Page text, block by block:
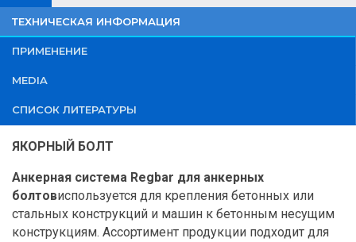
ТЕХНИЧЕСКАЯ ИНФОРМАЦИЯ
ПРИМЕНЕНИЕ
MEDIA
СПИСОК ЛИТЕРАТУРЫ
ЯКОРНЫЙ БОЛТ
Анкерная система Regbar для анкерных
болтовиспользуется для крепления бетонных или
стальных конструкций и машин к бетонным несущим
конструкциям. Ассортимент продукции подходит для